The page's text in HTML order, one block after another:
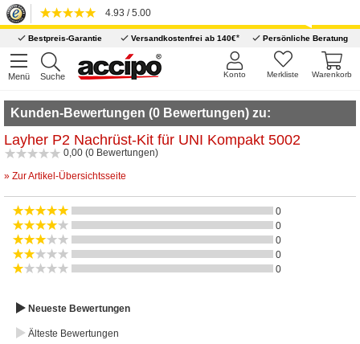
4.93 / 5.00
Bestpreis-Garantie Versandkostenfrei ab 140€* Persönliche Beratung
Menü Suche Warenkorb
Merkliste
Konto
Kunden-Bewertungen (0 Bewertungen) zu:
Layher P2 Nachrüst-Kit für UNI Kompakt 5002
0,00 (0 Bewertungen)
» Zur Artikel-Übersichtsseite
0
0
0
0
0
Neueste Bewertungen
Älteste Bewertungen